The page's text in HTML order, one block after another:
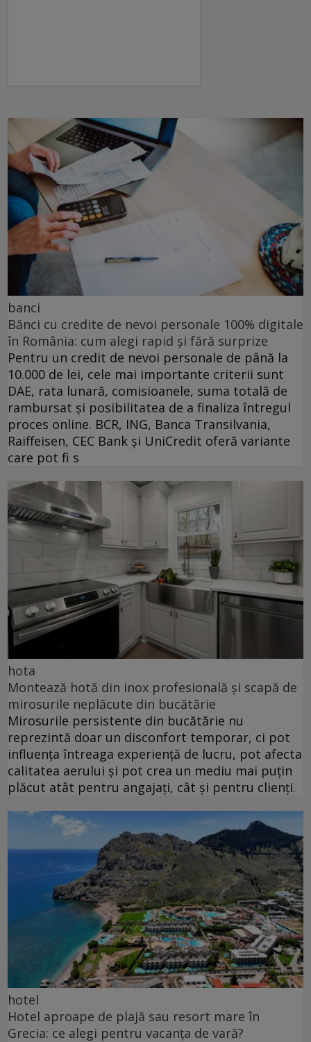
banci
Bănci cu credite de nevoi personale 100% digitale
în România: cum alegi rapid și fără surprize
Pentru un credit de nevoi personale de până la
10.000 de lei, cele mai importante criterii sunt
DAE, rata lunară, comisioanele, suma totală de
rambursat și posibilitatea de a finaliza întregul
proces online. BCR, ING, Banca Transilvania,
Raiffeisen, CEC Bank și UniCredit oferă variante
care pot fi s
hota
Montează hotă din inox profesională și scapă de
mirosurile neplăcute din bucătărie
Mirosurile persistente din bucătărie nu
reprezintă doar un disconfort temporar, ci pot
influența întreaga experiență de lucru, pot afecta
calitatea aerului și pot crea un mediu mai puțin
plăcut atât pentru angajați, cât și pentru clienți.
hotel
Hotel aproape de plajă sau resort mare în
Grecia: ce alegi pentru vacanța de vară?